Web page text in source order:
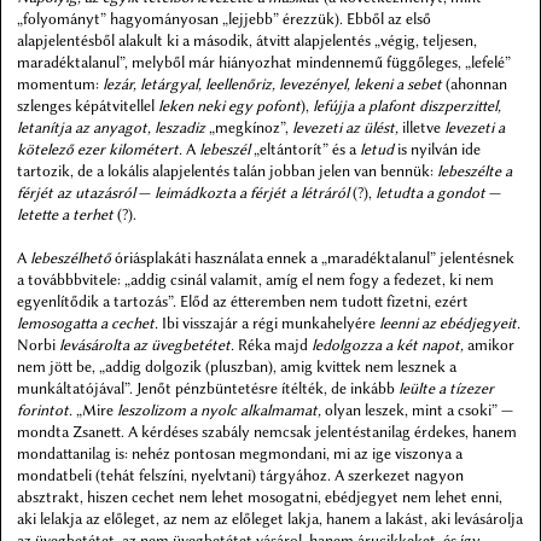
„folyományt” hagyományosan „lejjebb” érezzük). Ebből az első
alapjelentésből alakult ki a második, átvitt alapjelentés „végig, teljesen,
maradéktalanul”, melyből már hiányozhat mindennemű függőleges, „lefelé”
momentum: lezár, letárgyal, leellenőriz, levezényel, lekeni a sebet(ahonnan
szlenges képátvitellel leken neki egy pofont), lefújja a plafont diszperzittel,
letanítja az anyagot, leszadiz„megkínoz”, levezeti az ülést, illetve levezeti a
kötelező ezer kilométert. A lebeszél„eltántorít” és a letudis nyilván ide
tartozik, de a lokális alapjelentés talán jobban jelen van bennük: lebeszélte a
férjét az utazásról— leimádkozta a férjét a létráról(?), letudta a gondot—
letette a terhet(?).
A lebeszélhetőóriásplakáti használata ennek a „maradéktalanul” jelentésnek
a továbbbvitele: „addig csinál valamit, amíg el nem fogy a fedezet, ki nem
egyenlítődik a tartozás”. Előd az étteremben nem tudott fizetni, ezért
lemosogatta a cechet. Ibi visszajár a régi munkahelyére leenni az ebédjegyeit.
Norbi levásárolta az üvegbetétet. Réka majd ledolgozza a két napot, amikor
nem jött be, „addig dolgozik (pluszban), amig kvittek nem lesznek a
munkáltatójával”. Jenőt pénzbüntetésre ítélték, de inkább leülte a tízezer
forintot. „Mire leszolizom a nyolc alkalmamat, olyan leszek, mint a csoki” —
mondta Zsanett. A kérdéses szabály nemcsak jelentéstanilag érdekes, hanem
mondattanilag is: nehéz pontosan megmondani, mi az ige viszonya a
mondatbeli (tehát felszíni, nyelvtani) tárgyához. A szerkezet nagyon
absztrakt, hiszen cechet nem lehet mosogatni, ebédjegyet nem lehet enni,
aki lelakja az előleget, az nem az előleget lakja, hanem a lakást, aki levásárolja